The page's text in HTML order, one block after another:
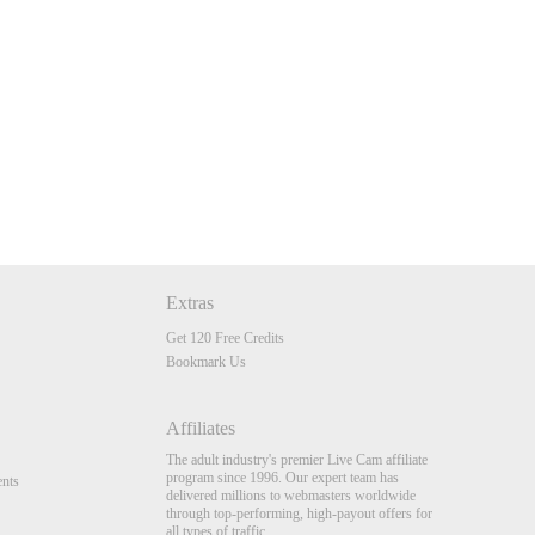
Extras
Get 120 Free Credits
Bookmark Us
Affiliates
The adult industry's premier Live Cam affiliate
program since 1996. Our expert team has
delivered millions to webmasters worldwide
through top-performing, high-payout offers for
all types of traffic.